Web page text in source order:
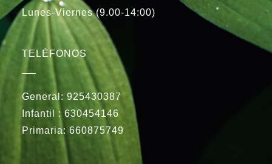
Lunes-Viernes (9.00-14:00)
TELÉFONOS
General: 925430387
Infantil : 630454146
Primaria: 660875749